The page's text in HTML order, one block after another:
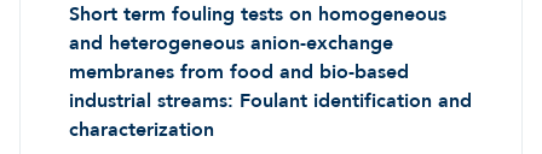
Short term fouling tests on homogeneous
and heterogeneous anion-exchange
membranes from food and bio-based
industrial streams: Foulant identification and
characterization